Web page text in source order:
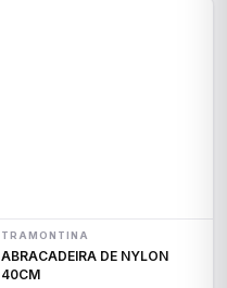
TRAMONTINA
ABRACADEIRA DE NYLON
40CM